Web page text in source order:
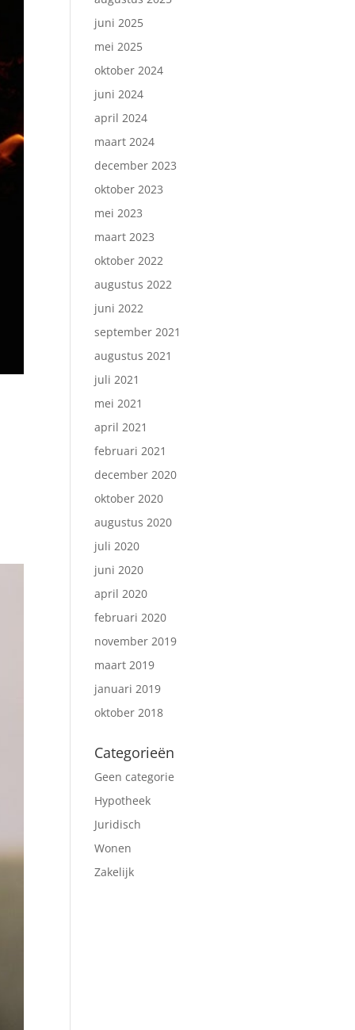
juni 2025
mei 2025
oktober 2024
juni 2024
april 2024
maart 2024
december 2023
oktober 2023
mei 2023
maart 2023
oktober 2022
augustus 2022
juni 2022
september 2021
augustus 2021
juli 2021
mei 2021
april 2021
februari 2021
december 2020
oktober 2020
augustus 2020
juli 2020
juni 2020
april 2020
februari 2020
november 2019
maart 2019
januari 2019
oktober 2018
Categorieën
Geen categorie
Hypotheek
Juridisch
Wonen
Zakelijk